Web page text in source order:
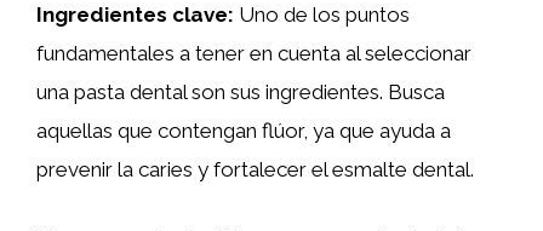
Ingredientes clave: Uno de los puntos
fundamentales a tener en cuenta al seleccionar
una pasta dental son sus ingredientes. Busca
aquellas que contengan flúor, ya que ayuda a
prevenir la caries y fortalecer el esmalte dental.